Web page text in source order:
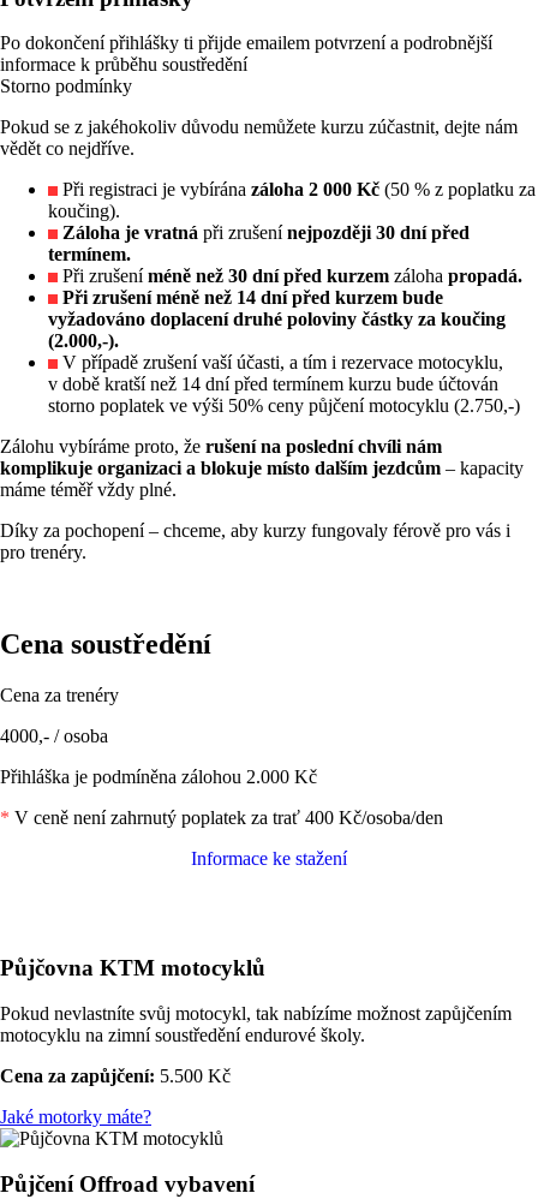
Po dokončení přihlášky ti přijde emailem potvrzení a podrobnější
informace k průběhu soustředění
Storno podmínky
Pokud se z jakéhokoliv důvodu nemůžete kurzu zúčastnit, dejte nám
vědět co nejdříve.
Při registraci je vybírána záloha 2 000 Kč (50 % z poplatku za
koučing).
Záloha je vratná při zrušenínejpozději 30 dní před
termínem.
Při zrušeníméně než 30 dní před kurzem záloha propadá.
Při zrušení méně než 14 dní před kurzem bude
vyžadováno doplacení druhé poloviny částky za koučing
(2.000,-).
V případě zrušení vaší účasti, a tím i rezervace motocyklu,
v době kratší než 14 dní před termínem kurzu bude účtován
storno poplatek ve výši 50% ceny půjčení motocyklu (2.750,-)
Zálohu vybíráme proto, že rušení na poslední chvíli nám
komplikuje organizaci a blokuje místo dalším jezdcům – kapacity
máme téměř vždy plné.
Díky za pochopení – chceme, aby kurzy fungovaly férově pro vás i
pro trenéry.
Cena soustředění
Cena za trenéry
4000,- / osoba
Přihláška je podmíněna zálohou 2.000 Kč
* V ceně není zahrnutý poplatek za trať 400 Kč/osoba/den
Informace ke stažení
Půjčovna KTM motocyklů
Pokud nevlastníte svůj motocykl, tak nabízíme možnost zapůjčením
motocyklu na zimní soustředění endurové školy.
Cena za zapůjčení: 5.500 Kč
Jaké motorky máte?
Půjčení Offroad vybavení